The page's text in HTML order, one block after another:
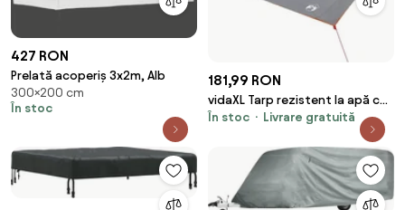
427 RON
Prelată acoperiș 3x2m, Alb
300×200 cm
În stoc
181,99 RON
vidaXL Tarp rezistent la apă cu
acoperiș Gri și Portocalie
În stoc Livrare gratuită